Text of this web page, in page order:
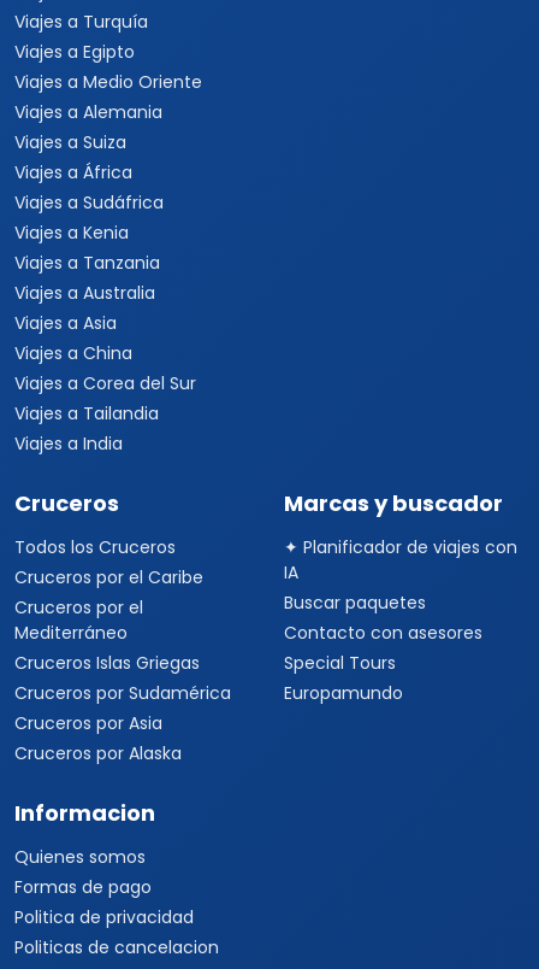
Viajes a Turquía
Viajes a Egipto
Viajes a Medio Oriente
Viajes a Alemania
Viajes a Suiza
Viajes a África
Viajes a Sudáfrica
Viajes a Kenia
Viajes a Tanzania
Viajes a Australia
Viajes a Asia
Viajes a China
Viajes a Corea del Sur
Viajes a Tailandia
Viajes a India
Cruceros
Todos los Cruceros
Cruceros por el Caribe
Cruceros por el
Mediterráneo
Cruceros Islas Griegas
Cruceros por Sudamérica
Cruceros por Asia
Cruceros por Alaska
Marcas y buscador
✦ Planificador de viajes con
IA
Buscar paquetes
Contacto con asesores
Special Tours
Europamundo
Informacion
Quienes somos
Formas de pago
Politica de privacidad
Politicas de cancelacion